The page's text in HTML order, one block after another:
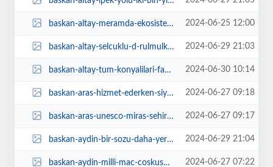
baskan-altay-meramda-ekosisteme-katki-saglayacak-taskin-koruma-goleti-projesi... 2024-06-25 12:00
baskan-altay-selcuklu-d-rulmulku-konya-turkiye-yuzyilinin-da-en-onemli-sehirl... 2024-06-29 21:03
baskan-altay-tum-konyalilari-fahreddin-pasayi-yakindan-tanimak-icin-tas-binay... 2024-06-30 10:14
baskan-aras-hizmet-ederken-siyasi-parti-ayrimi-yapmiyoruz-vSFa9bmb.jpg 2024-06-27 09:18
baskan-aras-unesco-miras-sehirleri-agi-toplantisina-katildi-QDwXLhZW.jpg 2024-06-27 09:17
baskan-aydin-bir-sozu-daha-yerine-getirdi-C1jaxNCC.jpg 2024-06-29 21:04
baskan-aydin-milli-mac-coskusunu-vatandaslarla-yasadi-QeJ5VOJ9.jpg 2024-06-27 07:22